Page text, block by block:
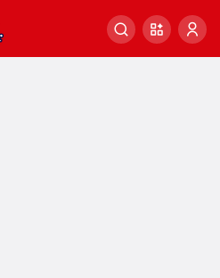
0 Paylaş